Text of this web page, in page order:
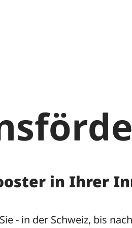
Services
Finanzierung
Fachkräfte
in Ihrer
- in der Schweiz, bis